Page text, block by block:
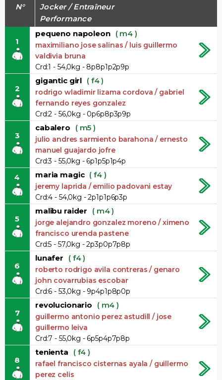
N°
Jocker / Entraîneur
Performance
1
pequeno napoleon ( m4 )
maximiliano jose salinas / luis guillermo
valdivia bruna
Crd:1 - 54,0kg - 8p8p1p2p9p
2
gigantic girl ( f4 )
rodrigo wladimir lizama cordova / gabriel
fernando reyes gonzalez
Crd:2 - 56,0kg - 0p6p8p3p9p
3
cabalero ( m5 )
julio andres sarmiento barahona / ernesto
manuel guajardo jofre
Crd:3 - 55,0kg - 6p1p5p1p4p
4 maria magic ( f4 )
jeremy laprida / emilio padovani estay
Crd:4 - 54,0kg - 2p1p1p6p3p
5
malibu raider ( m4 )
jorge alejandro gonzalez moreno / ximeno
francisco urenda pastene
Crd:5 - 57,0kg - 2p3p0p7p8p
6
lunafer ( f4 )
roberto rodrigo avila contreras / genaro
john covarrubias escobar
Crd:6 - 53,0kg - 9p4p1p8p0p
7
revolucionario ( m4 )
guillermo antonio perez astudill / jose
guillermo leiva
Crd:7 - 55,0kg - 6p5p4p7p8p
8
tenienta ( f4 )
rafael francisco cisternas ayala / guillermo
perez celis